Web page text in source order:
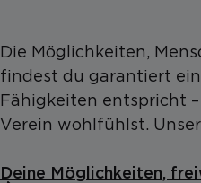
Die Möglichkeiten,
findest du garantiert
Fähigkeiten entspricht
Verein wohlfühlst.
Deine Möglichkeiten,